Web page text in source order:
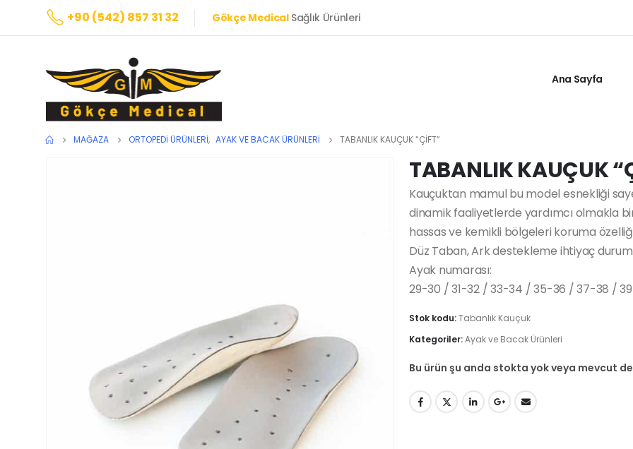
+90 (542) 857 31 32 Gökçe MedicalSağlık Ürünleri
Ana Sayfa
MAĞAZA ORTOPEDI ÜRÜNLERI, AYAK VE BACAK ÜRÜNLERI TABANLIK KAUÇUK “ÇİFT”
TABANLIK KAUÇUK
Kauçuktan mamul bu model esnekliği
dinamik faaliyetlerde yardımcı olmakla
hassas ve kemikli bölgeleri koruma
Düz Taban, Ark destekleme ihtiyaç
Ayak numarası:
29-30 / 31-32 / 33-34 / 35-36 / 37-38 /
Stok kodu:Tabanlık Kauçuk
Kategoriler:Ayak ve Bacak Ürünleri
Bu ürün şu anda stokta yok veya mevcut